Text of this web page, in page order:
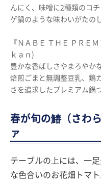
んにく、味噌に2種類のコ
ゲ鍋のような味わいがたの
『ＮＡＢＥ ＴＨＥ ＰＲＥ
ｋａｎ)
豊かな香ばしさやまろやか
焙煎ごまと無調整豆乳、鶏
さを追求したプレミアム鍋
春が旬の鰆（さわ
ァ
テーブルの上には、一
な色合いのお花畑トマ